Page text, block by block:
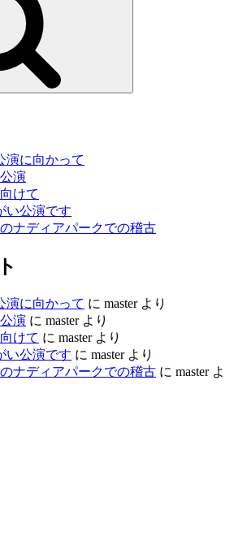
演に向かって
演
けて
い公演です
ナディアパークでの稽古
演に向かって に masterより
演 に masterより
けて に masterより
い公演です に masterより
ナディアパークでの稽古 に masterよ